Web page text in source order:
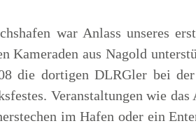
war Anlass unseres
Kameraden aus Nagold
die dortigen DLRGler bei der
Veranstaltungen wie das
im Hafen oder ein